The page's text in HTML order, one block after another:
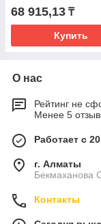
68 915,13 ₸
Купить
О нас
Рейтинг не
Менее 5
Работает с
г. Алматы
Бекмаханова
Контакты